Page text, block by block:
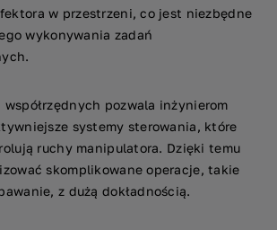
w przestrzeni, co jest niezbędne
wykonywania zadań
pozwala inżynierom
systemy sterowania, które
ruchy manipulatora. Dzięki temu
skomplikowane operacje, takie
z dużą dokładnością.